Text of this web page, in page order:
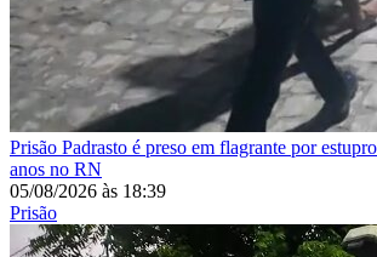
Prisão Padrasto é preso em flagrante por
anos no RN
05/08/2026 às 18:39
Prisão